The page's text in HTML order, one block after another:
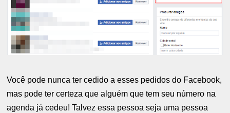
Você pode nunca ter cedido a esses pedidos do Facebook,
mas pode ter certeza que alguém que tem seu número na
agenda já cedeu! Talvez essa pessoa seja uma pessoa